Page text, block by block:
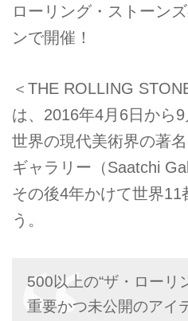
ローリング・ストーン
ンで開催！
＜THE ROLLING
は、2016年4月6日から
世界の現代美術界の著
ギャラリー（Saatchi
その後4年かけて世界
う。
500以上の“ザ・ローリ
重要かつ未公開のアイ